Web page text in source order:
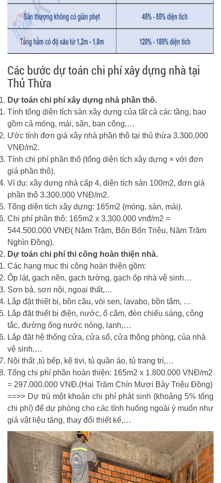
Các bước dự toán chi phí xây dựng nhà tại
Thủ Thừa
Dự toán chi phí xây dựng nhà phần thô.
Tính tổng diện tích sàn xây dựng của tất cả các tầng, bao
gồm cả móng, mái, sân, ban công,…
Ước tính đơn giá xây nhà phần thô tại thủ thừa 3.300.000
VNĐ/m2.
Tính chi phí phần thô (tổng diện tích xây dựng × với đơn
giá phần thô).
Ví dụ: xây dựng nhà cấp 4, diện tích sàn 100m2, đơn giá
phần thô 3.300.000 VNĐ/m2.
Tổng diện tích xây dựng: 165m2 (móng, sàn, mái).
Chi phí phần thô: 165m2 x 3.300.000 vnđ/m2 =
544.500.000 VNĐ( Năm Trăm, Bốn Bốn Triệu, Năm Trăm
Nghìn Đồng).
Dự toán chi phí thi công hoàn thiện nhà.
Các hạng mục thi công hoàn thiện gồm:
Ốp lát, gạch nền, gạch tường, gạch ốp nhà vệ sinh…
Sơn bả, sơn nội, ngoại thất,…
Lắp đặt thiết bị, bồn cầu, vòi sen, lavabo, bồn tắm, …
Lắp đặt thiết bị điện, nước, ổ cắm, đèn chiếu sáng, công
tắc, đường ống nước nóng, lạnh,…
Lắp đặt hệ thống cửa, cửa sổ, cửa thông phòng, của nhà
vệ sinh,…
Nội thất ,tủ bếp, kệ tivi, tủ quần áo, tủ trang trí,…
Tổng chi phí phần hoàn thiện: 165m2 x 1.800.000 VNĐ/m2
= 297.000.000 VNĐ.(Hai Trăm Chín Mươi Bảy Triệu Đồng)
==>> Dự trù một khoản chi phí phát sinh (khoảng 5% tổng
chi phí) để dự phòng cho các tình huống ngoài ý muốn như
giá vật liệu tăng, thay đổi thiết kế,…